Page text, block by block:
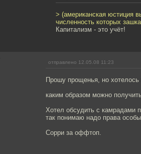
> (американская юстиция
численность которых
Капитализм - это учёт!
отправлено 12.05.08 11:23
Прошу прощенья, но хотелось
каким образом можно
Хотел обсудить с камрадами
так понимаю надо права
Сорри за оффтоп.